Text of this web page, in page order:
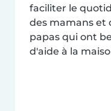
faciliter le
des mamans et
papas qui ont
d'aide à la